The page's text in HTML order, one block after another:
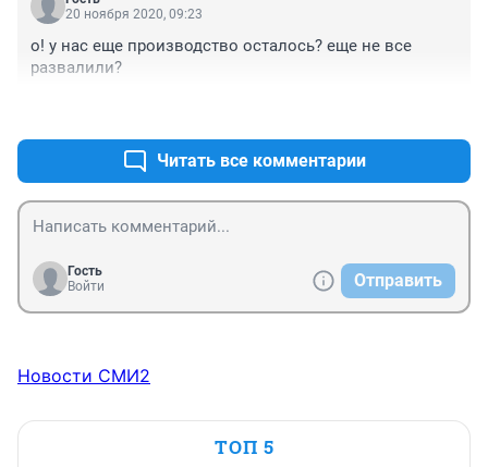
20 ноября 2020, 09:23
о! у нас еще производство осталось? еще не все
развалили?
Читать все комментарии
Гость
Войти
Отправить
Новости СМИ2
ТОП 5